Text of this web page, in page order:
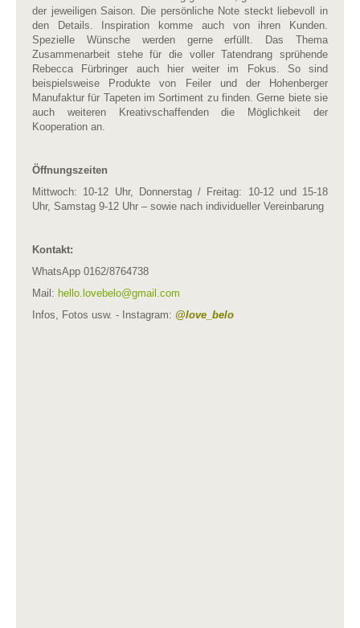
der jeweiligen Saison. Die persönliche Note steckt liebevoll in
den Details. Inspiration komme auch von ihren Kunden.
Spezielle Wünsche werden gerne erfüllt. Das Thema
Zusammenarbeit stehe für die voller Tatendrang sprühende
Rebecca Fürbringer auch hier weiter im Fokus. So sind
beispielsweise Produkte von Feiler und der Hohenberger
Manufaktur für Tapeten im Sortiment zu finden. Gerne biete sie
auch weiteren Kreativschaffenden die Möglichkeit der
Kooperation an.
Öffnungszeiten
Mittwoch: 10-12 Uhr, Donnerstag / Freitag: 10-12 und 15-18
Uhr, Samstag 9-12 Uhr – sowie nach individueller Vereinbarung
Kontakt:
WhatsApp 0162/8764738
Mail: hello.lovebelo​@​gmail.com
Infos, Fotos usw. - Instagram: @love_belo